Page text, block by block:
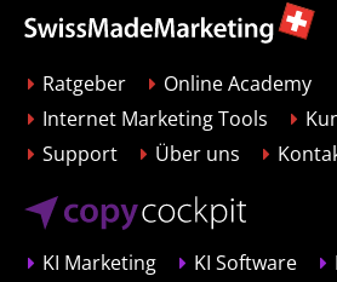
Ratgeber
Online Academy
Internet Marketing Tools
Support
Über uns
KI Marketing KI Software